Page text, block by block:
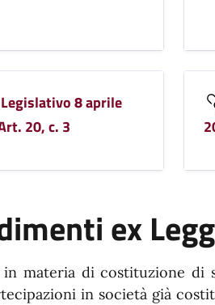
8 aprile
20, c. 3
ex
in materia di costituzione di
in società già